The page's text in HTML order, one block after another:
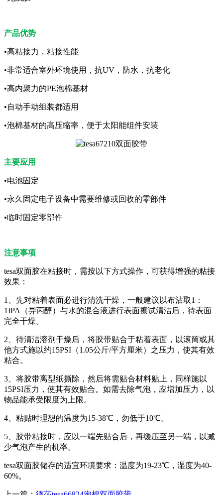
产品优势
•高粘接力，粘接性能
•非常适合室外环境使用，抗UV，防水，抗老化
•高内聚力的PE泡棉基材
•自动手动组装都适用
•泡棉基材的高压缩率，便于太阳能组件安装
主要应用
•电池固定
•永久固定电子设备中需要维修或回收的零部件
•临时固定零部件
注意事项
tesa双面胶在粘接时，需按以下方式操作，可获得增强的粘接
效果：
1、先对粘着表面必进行清洗干燥，一般建议以布沾取1：
1IPA（异丙醇）与水的混合液进行表面擦试清洁后，待表面
完全干燥。
2、待清洁溶剂干燥后，将胶带贴合于粘着表面，以滚筒或其
他方式施以约15PSI（1.05公斤/平方厘米）之压力，使其有效
粘合。
3、将胶带离型纸撕除，然后将需贴合材料贴上，同样施以
15PSI压力，使其有效贴合。如需去除气泡，应增加压力，以
物品能承受限度为上限。
4、粘贴时理想的温度为15-38℃，勿低于10℃。
5、胶带粘接时，应以一端先贴合后，再缓压至另一端，以减
少气泡产生的机率。
tesa双面胶储存的适宜环境要求：温度为19-23℃，湿度为40-
60%。